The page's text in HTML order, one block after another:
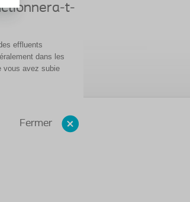
t-
effluents
dans les
vous avez subie
Fermer